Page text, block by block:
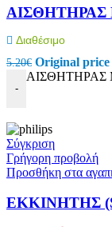
ΑΙΣΘΗΤΗΡΑΣ
Διαθέσιμο
5.20€ Original price
-
ΑΙΣΘΗΤΗΡΑΣ
Σύγκριση
Γρήγορη προβολή
Προσθήκη στα
ΕΚΚΙΝΗΤΗΣ